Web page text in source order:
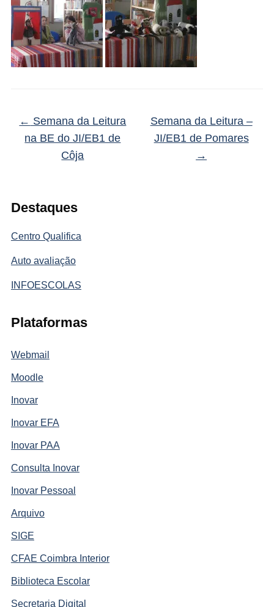
Destaques
Centro Qualifica
Auto avaliação
INFOESCOLAS
Plataformas
Webmail
Moodle
Inovar
Inovar EFA
Inovar PAA
Consulta Inovar
Inovar Pessoal
Arquivo
SIGE
CFAE Coimbra Interior
Biblioteca Escolar
Secretaria Digital
← Semana da Leitura
na BE do JI/EB1 de
Côja
Semana da Leitura –
JI/EB1 de Pomares
→